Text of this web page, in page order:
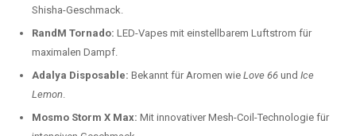
Shisha-Geschmack.
RandM Tornado: LED-Vapes mit einstellbarem Luftstrom für
maximalen Dampf.
Adalya Disposable: Bekannt für Aromen wie Love 66 und Ice
Lemon.
Mosmo Storm X Max: Mit innovativer Mesh-Coil-Technologie für